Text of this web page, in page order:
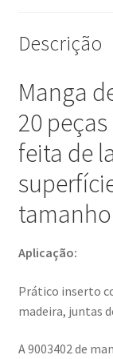
de
para
peças
de
madeira,
de
móveis
muito
da
EMUCA
Descrição
Manga
20
feita de
Aplicação:
Prático inserto
madeira, juntas
A 9003402 de